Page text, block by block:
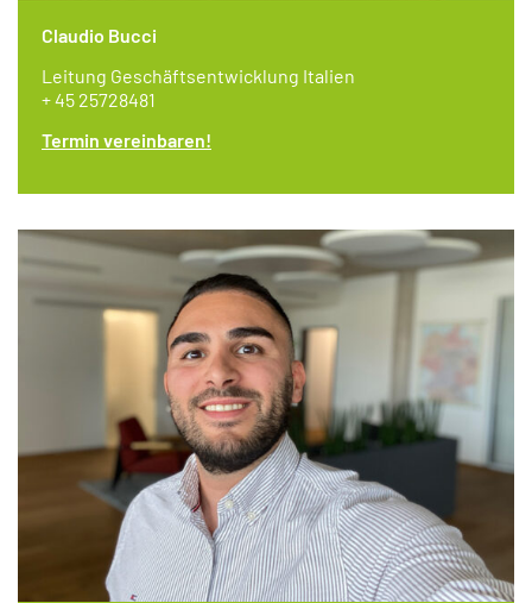
Claudio Bucci
Leitung Geschäftsentwicklung Italien
+ 45 25728481
Termin vereinbaren!